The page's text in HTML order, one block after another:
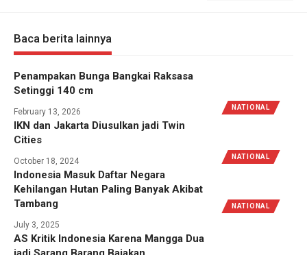
Baca berita lainnya
NATIONAL
Penampakan Bunga Bangkai Raksasa
Setinggi 140 cm
February 13, 2026
NATIONAL
IKN dan Jakarta Diusulkan jadi Twin
Cities
October 18, 2024
NATIONAL
Indonesia Masuk Daftar Negara
Kehilangan Hutan Paling Banyak Akibat
Tambang
July 3, 2025
AS Kritik Indonesia Karena Mangga Dua